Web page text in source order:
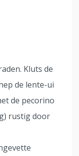
Kluts de
de lente-ui
de pecorino
rustig door